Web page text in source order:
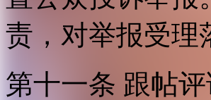
责，对举报受理
第十一条 跟帖